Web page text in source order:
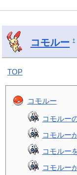
コモルー †
TOP
コモルー
コモルー
コモルー
コモルー
コモルー